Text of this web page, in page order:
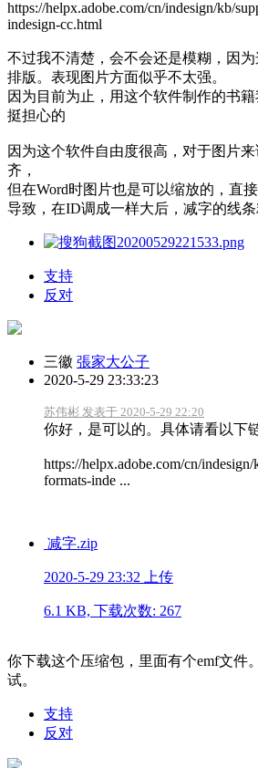
https://helpx.adobe.com/cn/indesign/kb/
indesign-cc.html
不过我不清楚，会不会还是模糊，因
排版。表现图片方面似乎不太强。
因为目前为止，用这个软件制作的书
挺担心的
因为这个软件自由度很高，对于图片
齐，
但在Word时图片也是可以缩放的，直
导致，在ID调成一样大后，减字的线条
支持
反对
三徽 張家大公子
2020-5-29 23:33:23
苏伟彬 发表于 2020-5-29 22:20
你好，是可以的。具体请看以下
https://helpx.adobe.com/cn/
formats-inde ...
减字.zip
2020-5-29 23:32 上传
6.1 KB, 下载次数: 267
你下载这个压缩包，里面有个emf文件
试。
支持
反对